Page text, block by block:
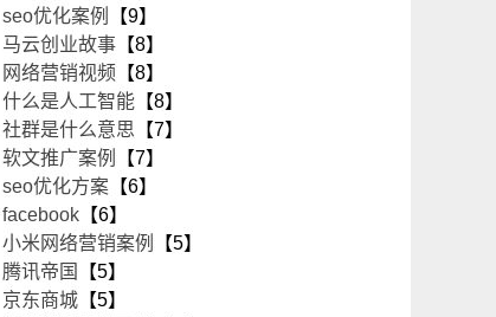
seo优化案例
【9】
马云创业故事 【8】
网络营销视频 【8】
什么是人工智能 【8】
社群是什么意思 【7】
软文推广案例
【7】
seo优化方案 【6】
facebook 【6】
小米网络营销案例
【5】
腾讯帝国
【5】
京东商城 【5】